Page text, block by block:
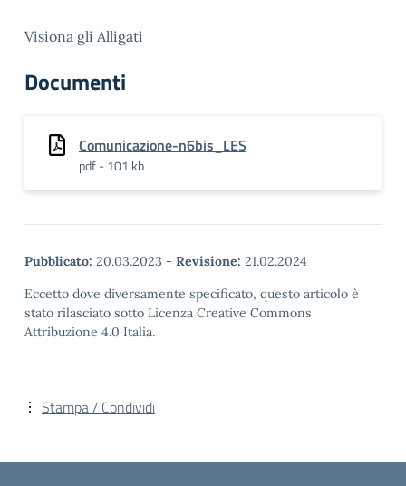
Visiona gli Alligati
Documenti
Comunicazione-n6bis_LES
pdf - 101 kb
Pubblicato: 20.03.2023 - Revisione: 21.02.2024
Eccetto dove diversamente specificato, questo articolo è
stato rilasciato sotto Licenza Creative Commons
Attribuzione 4.0 Italia.
Stampa / Condividi